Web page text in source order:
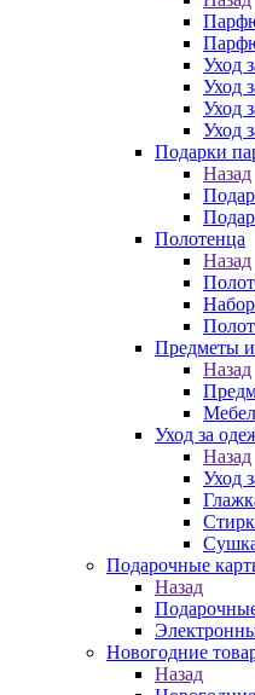
Уход
Уход
Уход
Уход
Подарки
Назад
Полотенца
Назад
Предметы
Назад
Уход за
Назад
Уход
Подарочные
Назад
Новогодние
Назад